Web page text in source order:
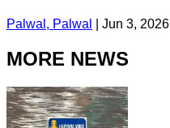
Palwal, Palwal Jun 3, 2026
MORE NEWS